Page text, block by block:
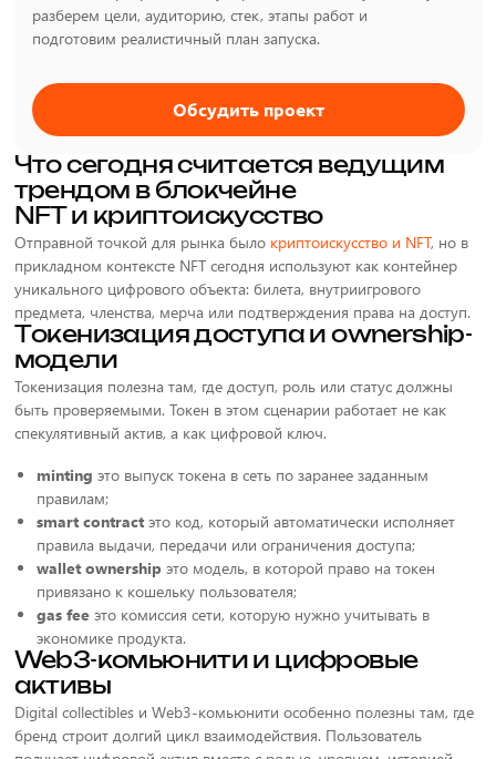
разберем цели, аудиторию, стек, этапы работ и
подготовим реалистичный план запуска.
Обсудить проект
Что сегодня считается ведущим
трендом в блокчейне
NFT и криптоискусство
Отправной точкой для рынка было криптоискусство и NFT, но в
прикладном контексте NFT сегодня используют как контейнер
уникального цифрового объекта: билета, внутриигрового
предмета, членства, мерча или подтверждения права на доступ.
Токенизация доступа и ownership-
модели
Токенизация полезна там, где доступ, роль или статус должны
быть проверяемыми. Токен в этом сценарии работает не как
спекулятивный актив, а как цифровой ключ.
minting это выпуск токена в сеть по заранее заданным
правилам;
smart contractэто код, который автоматически исполняет
правила выдачи, передачи или ограничения доступа;
wallet ownership это модель, в которой право на токен
привязано к кошельку пользователя;
gas feeэто комиссия сети, которую нужно учитывать в
экономике продукта.
Web3-комьюнити и цифровые
активы
Digital collectibles и Web3-комьюнити особенно полезны там, где
бренд строит долгий цикл взаимодействия. Пользователь